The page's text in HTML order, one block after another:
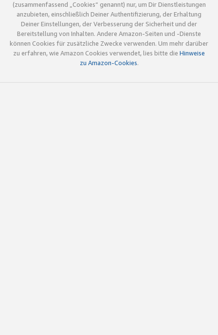
(zusammenfassend „Cookies“ genannt) nur, um Dir Dienstleistungen
anzubieten, einschließlich Deiner Authentifizierung, der Erhaltung
Deiner Einstellungen, der Verbesserung der Sicherheit und der
Bereitstellung von Inhalten. Andere Amazon-Seiten und -Dienste
können Cookies für zusätzliche Zwecke verwenden. Um mehr darüber
zu erfahren, wie Amazon Cookies verwendet, lies bitte die Hinweise
zu Amazon-Cookies.